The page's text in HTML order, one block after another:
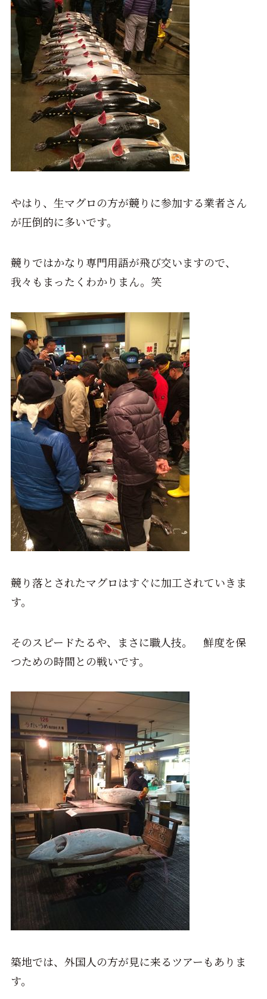
やはり、生マグロの方が競りに参加する業者さん
が圧倒的に多いです。
競りではかなり専門用語が飛び交いますので、
我々もまったくわかりまん。笑
競り落とされたマグロはすぐに加工されていきま
す。
そのスピードたるや、まさに職人技。 鮮度を保
つための時間との戦いです。
築地では、外国人の方が見に来るツアーもありま
す。